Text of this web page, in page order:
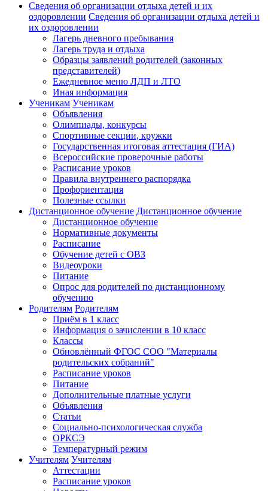
Сведения об организации отдыха детей и их
оздоровлении Сведения об организации отдыха детей и
их оздоровлении
Лагерь дневного пребывания
Лагерь труда и отдыха
Образцы заявлений родителей (законных
представителей)
Ежедневное меню ЛДП и ЛТО
Иная информация
Ученикам Ученикам
Объявления
Олимпиады, конкурсы
Спортивные секции, кружки
Государственная итоговая аттестация (ГИА)
Всероссийские проверочные работы
Расписание уроков
Правила внутреннего распорядка
Профориентация
Полезные ссылки
Дистанционное обучение Дистанционное обучение
Дистанционное обучение
Нормативные документы
Расписание
Обучение детей с ОВЗ
Видеоуроки
Питание
Опрос для родителей по дистанционному
обучению
Родителям Родителям
Приём в 1 класс
Информация о зачислении в 10 класс
Классы
Обновлённый ФГОС СОО "Материалы
родительских собраний"
Расписание уроков
Питание
Дополнительные платные услуги
Объявления
Статьи
Социально-психологическая служба
ОРКСЭ
Температурный режим
Учителям Учителям
Аттестации
Расписание уроков